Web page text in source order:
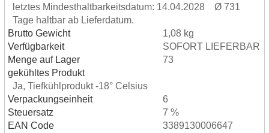
letztes Mindesthaltbarkeitsdatum: 14.04.2028 Ø 731
Tage haltbar ab Lieferdatum.
Brutto Gewicht
1,08 kg
Verfügbarkeit
SOFORT LIEFERBAR
Menge auf Lager
73
gekühltes Produkt
Ja, Tiefkühlprodukt -18° Celsius
Verpackungseinheit
6
Steuersatz
7 %
EAN Code
3389130006647